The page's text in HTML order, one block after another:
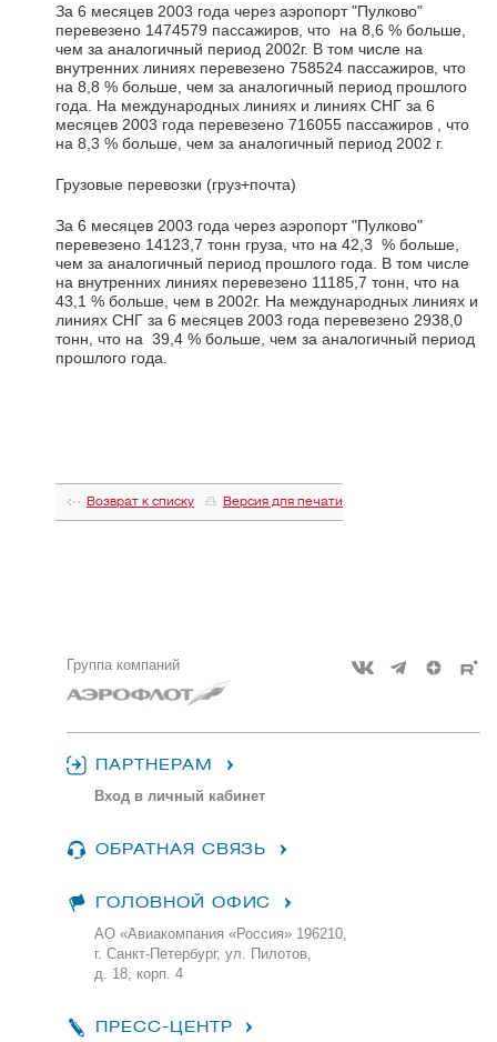
За 6 месяцев 2003 года через аэропорт "Пулково"
перевезено 1474579 пассажиров, что на 8,6 % больше,
чем за аналогичный период 2002г. В том числе на
внутренних линиях перевезено 758524 пассажиров, что
на 8,8 % больше, чем за аналогичный период прошлого
года. На международных линиях и линиях СНГ за 6
месяцев 2003 года перевезено 716055 пассажиров , что
на 8,3 % больше, чем за аналогичный период 2002 г.
Грузовые перевозки (груз+почта)
За 6 месяцев 2003 года через аэропорт "Пулково"
перевезено 14123,7 тонн груза, что на 42,3 % больше,
чем за аналогичный период прошлого года. В том числе
на внутренних линиях перевезено 11185,7 тонн, что на
43,1 % больше, чем в 2002г. На международных линиях и
линиях СНГ за 6 месяцев 2003 года перевезено 2938,0
тонн, что на 39,4 % больше, чем за аналогичный период
прошлого года.
Возврат к списку Версия для печати
Группа компаний
ПАРТНЕРАМ
Вход в личный кабинет
ОБРАТНАЯ СВЯЗЬ
ГОЛОВНОЙ ОФИС
АО «Авиакомпания «Россия» 196210,
г. Санкт-Петербург, ул. Пилотов,
д. 18, корп. 4
ПРЕСС-ЦЕНТР